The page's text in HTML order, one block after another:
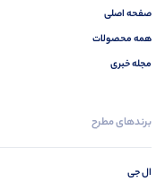
صفحه اصلی
همه محصولات
مجله خبری
برندهای مطرح
ال جی